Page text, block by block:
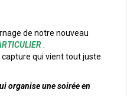
de notre nouveau
.
capture qui vient tout juste
organise une soirée en